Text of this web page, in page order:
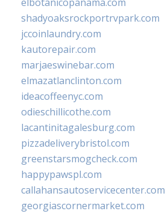
shadyoaksrockportrvpark.com
jccoinlaundry.com
kautorepair.com
marjaeswinebar.com
elmazatlanclinton.com
ideacoffeenyc.com
odieschillicothe.com
lacantinitagalesburg.com
pizzadeliverybristol.com
greenstarsmogcheck.com
happypawspl.com
callahansautoservicecenter.com
georgiascornermarket.com